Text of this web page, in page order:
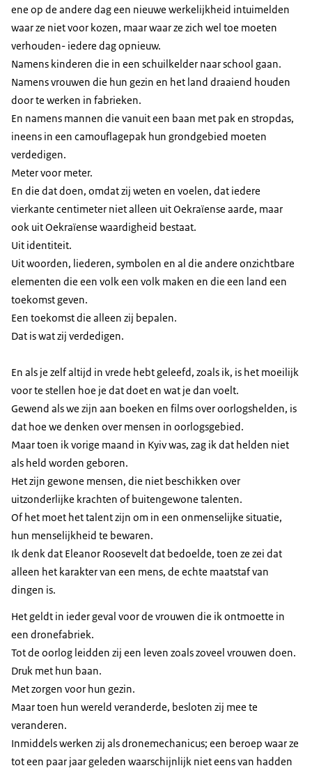
ene op de andere dag een nieuwe werkelijkheid intuimelden
waar ze niet voor kozen, maar waar ze zich wel toe moeten
verhouden- iedere dag opnieuw.
Namens kinderen die in een schuilkelder naar school gaan.
Namens vrouwen die hun gezin en het land draaiend houden
door te werken in fabrieken.
En namens mannen die vanuit een baan met pak en stropdas,
ineens in een camouflagepak hun grondgebied moeten
verdedigen.
Meter voor meter.
En die dat doen, omdat zij weten en voelen, dat iedere
vierkante centimeter niet alleen uit Oekraïense aarde, maar
ook uit Oekraïense waardigheid bestaat.
Uit identiteit.
Uit woorden, liederen, symbolen en al die andere onzichtbare
elementen die een volk een volk maken en die een land een
toekomst geven.
Een toekomst die alleen zij bepalen.
Dat is wat zij verdedigen.
En als je zelf altijd in vrede hebt geleefd, zoals ik, is het moeilijk
voor te stellen hoe je dat doet en wat je dan voelt.
Gewend als we zijn aan boeken en films over oorlogshelden, is
dat hoe we denken over mensen in oorlogsgebied.
Maar toen ik vorige maand in Kyiv was, zag ik dat helden niet
als held worden geboren.
Het zijn gewone mensen, die niet beschikken over
uitzonderlijke krachten of buitengewone talenten.
Of het moet het talent zijn om in een onmenselijke situatie,
hun menselijkheid te bewaren.
Ik denk dat Eleanor Roosevelt dat bedoelde, toen ze zei dat
alleen het karakter van een mens, de echte maatstaf van
dingen is.
Het geldt in ieder geval voor de vrouwen die ik ontmoette in
een dronefabriek.
Tot de oorlog leidden zij een leven zoals zoveel vrouwen doen.
Druk met hun baan.
Met zorgen voor hun gezin.
Maar toen hun wereld veranderde, besloten zij mee te
veranderen.
Inmiddels werken zij als dronemechanicus; een beroep waar ze
tot een paar jaar geleden waarschijnlijk niet eens van hadden